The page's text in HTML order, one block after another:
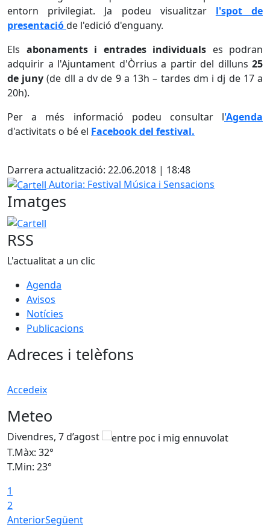
entorn privilegiat. Ja podeu visualitzar l'spot de
presentacióde l'edició d'enguany.
Els abonaments i entrades individuals es podran
adquirir a l'Ajuntament d'Òrrius a partir del dilluns 25
de juny(de dll a dv de 9 a 13h – tardes dm i dj de 17 a
20h).
Per a més informació podeu consultar l'Agenda
d'activitats o bé el Facebook del festival.
Darrera actualització: 22.06.2018 | 18:48
Cartell
Autoria: Festival Música i Sensacions
Imatges
Cartell
RSS
L'actualitat a un clic
Agenda
Avisos
Notícies
Publicacions
Adreces i telèfons
Accedeix
Meteo
Divendres, 7 d’agost
T.Màx: 32°
T.Min: 23°
1
2
AnteriorSegüent